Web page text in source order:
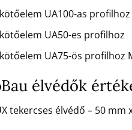
kötőelem UA100-as
kötőelem UA50-es profilhoz
kötőelem UA75-ös profilhoz
élvédők
tekercses élvédő – 50